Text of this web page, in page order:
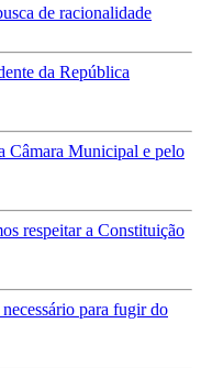
de racionalidade
da República
Câmara Municipal e pelo
respeitar a Constituição
para fugir do